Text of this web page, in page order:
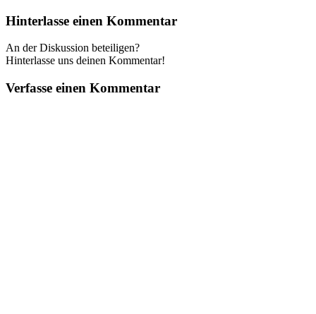
Hinterlasse einen Kommentar
An der Diskussion beteiligen?
Hinterlasse uns deinen Kommentar!
Verfasse einen Kommentar